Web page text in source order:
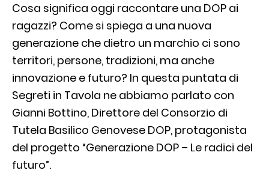
Cosa significa oggi raccontare una DOP ai
ragazzi? Come si spiega a una nuova
generazione che dietro un marchio ci sono
territori, persone, tradizioni, ma anche
innovazione e futuro? In questa puntata di
Segreti in Tavola ne abbiamo parlato con
Gianni Bottino, Direttore del Consorzio di
Tutela Basilico Genovese DOP, protagonista
del progetto “Generazione DOP – Le radici del
futuro”.